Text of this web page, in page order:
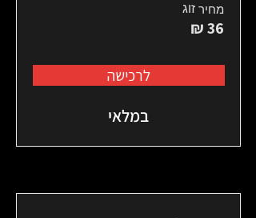
זוג מחיר
36 ₪
לרכישה
במלאי